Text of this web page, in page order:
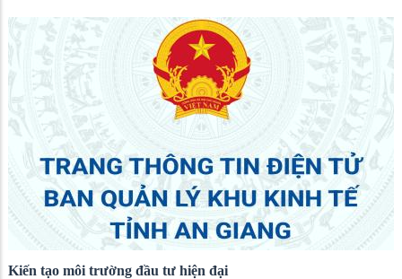
Kiến tạo môi trường đầu tư hiện đại